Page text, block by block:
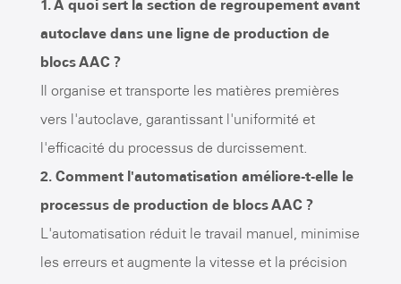
1. A quoi sert la section de regroupement avant
autoclave dans une ligne de production de
blocs AAC ?
Il organise et transporte les matières premières
vers l'autoclave, garantissant l'uniformité et
l'efficacité du processus de durcissement.
2. Comment l'automatisation améliore-t-elle le
processus de production de blocs AAC ?
L'automatisation réduit le travail manuel, minimise
les erreurs et augmente la vitesse et la précision